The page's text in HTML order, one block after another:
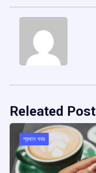
Releated
প্রধান খবর